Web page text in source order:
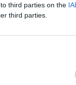
third parties on the
third parties.
YouTuber,
концепцията за
през
,